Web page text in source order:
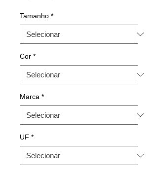
Tamanho *
Cor *
Marca *
UF *